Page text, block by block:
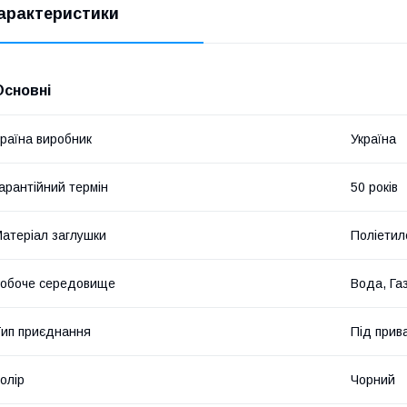
виробник Україна
термін 50 років
заглушки
середовище Вода, Газ
приєднання Під
Чорний